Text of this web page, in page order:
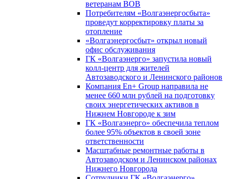
ветеранам ВОВ
Потребителям «Волгаэнергосбыта»
проведут корректировку платы за
отопление
«Волгаэнергосбыт» открыл новый
офис обслуживания
ГК «Волгаэнерго» запустила новый
колл-центр для жителей
Автозаводского и Ленинского районов
Компания En+ Group направила не
менее 660 млн рублей на подготовку
своих энергетических активов в
Нижнем Новгороде к зим
ГК «Волгаэнерго» обеспечила теплом
более 95% объектов в своей зоне
ответственности
Масштабные ремонтные работы в
Автозаводском и Ленинском районах
Нижнего Новгорода